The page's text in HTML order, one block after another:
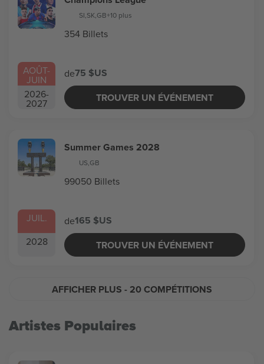
AOÛT-
JUIN
2026-
2027
SI,SK,GB+10 plus
354 Billets
de75 $US
TROUVER UN ÉVÉNEMENT
JUIL.
2028
Summer Games 2028
US,GB
99050 Billets
de165 $US
TROUVER UN ÉVÉNEMENT
AFFICHER PLUS - 20 COMPÉTITIONS
Artistes Populaires